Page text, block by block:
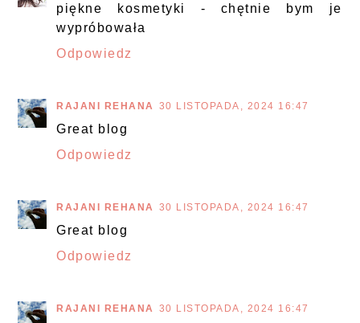
piękne kosmetyki - chętnie bym je
wypróbowała
Odpowiedz
RAJANI REHANA 30 LISTOPADA, 2024 16:47
Great blog
Odpowiedz
RAJANI REHANA 30 LISTOPADA, 2024 16:47
Great blog
Odpowiedz
RAJANI REHANA 30 LISTOPADA, 2024 16:47